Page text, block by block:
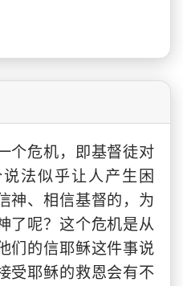
危机，即基督徒对
法似乎让人产生困
神、相信基督的，为
了呢？这个危机是从
们的信耶稣这件事说
受耶稣的救恩会有不